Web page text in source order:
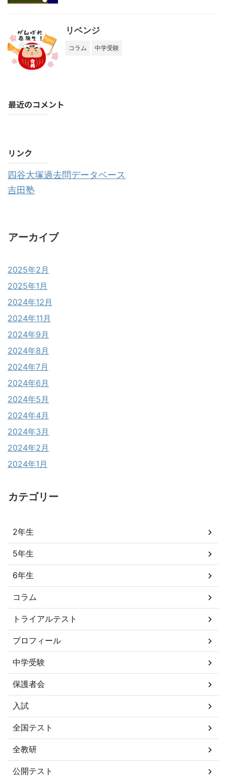
リベンジ
コラム 中学受験
最近のコメント
リンク
四谷大塚過去問データベース
吉田塾
アーカイブ
2025年2月
2025年1月
2024年12月
2024年11月
2024年9月
2024年8月
2024年7月
2024年6月
2024年5月
2024年4月
2024年3月
2024年2月
2024年1月
カテゴリー
2年生
5年生
6年生
コラム
トライアルテスト
プロフィール
中学受験
保護者会
入試
全国テスト
全教研
公開テスト